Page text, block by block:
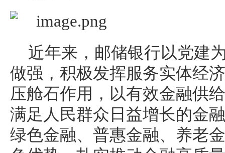
近年来，邮储银行以党建
做强，积极发挥服务实体经
压舱石作用，以有效金融供
满足人民群众日益增长的金
绿色金融、普惠金融、养老